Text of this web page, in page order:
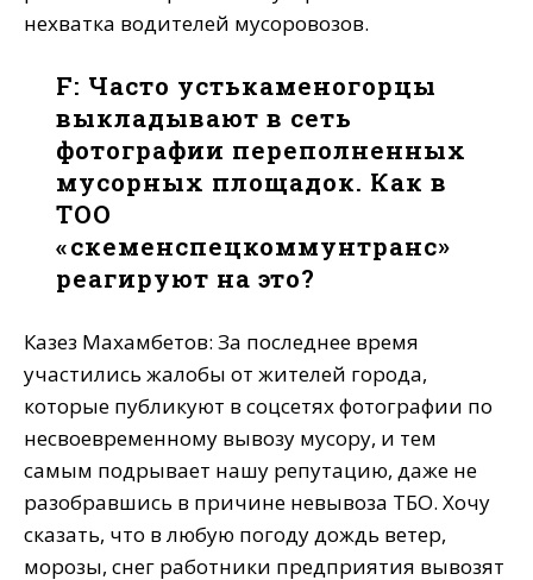
нехватка водителей мусоровозов.
F: Часто устькаменогорцы
выкладывают в сеть
фотографии переполненных
мусорных площадок. Как в
ТОО
«Өскеменспецкоммунтранс»
реагируют на это?
Казез Махамбетов: За последнее время
участились жалобы от жителей города,
которые публикуют в соцсетях фотографии по
несвоевременному вывозу мусору, и тем
самым подрывает нашу репутацию, даже не
разобравшись в причине невывоза ТБО. Хочу
сказать, что в любую погоду дождь ветер,
морозы, снег работники предприятия вывозят